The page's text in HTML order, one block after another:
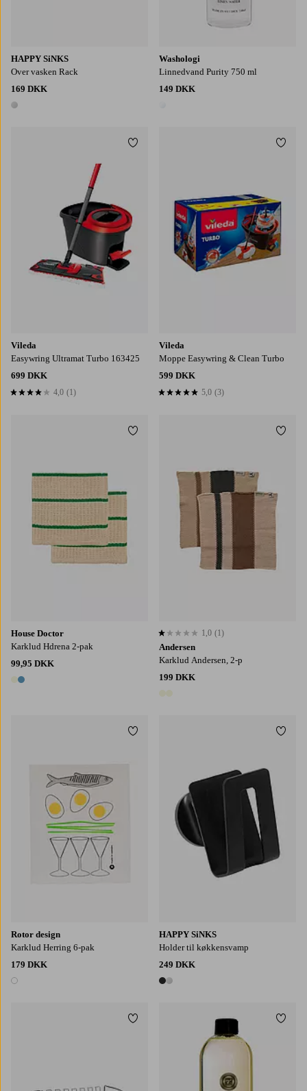
HAPPY SiNKS
Over vasken Rack
169 DKK
1 farve
Washologi
Linnedvand Purity 750 ml
149 DKK
Vileda
Easywring Ultramat Turbo 163425
699 DKK
4,0 baseret på 1 bedømmelser
4,0 (1)
Tilføj til favoritter
Vileda
Moppe Easywring & Clean Turbo
599 DKK
5,0 baseret på 3 bedømmelser
5,0 (3)
House Doctor
Karklud Hdrena 2-pak
99,95 DKK
2 farver
Tilføj til favoritter
Andersen
Karklud Andersen, 2-p
199 DKK
1,0 baseret på 1 bedømmelser
1,0 (1)
Rotor design
Karklud Herring 6-pak
179 DKK
1 farve
Tilføj til favoritter
HAPPY SiNKS
Holder til køkkensvamp
249 DKK
2 farver
Tilføj til favoritter